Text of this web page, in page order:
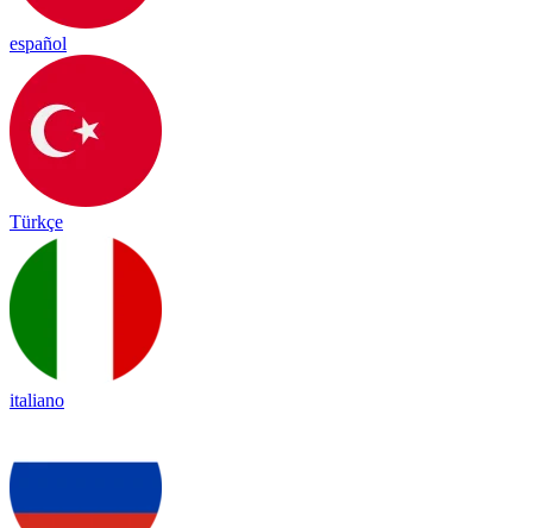
español
Türkçe
italiano